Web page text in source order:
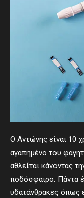
Ο Αντώνης είναι 10
αγαπημένο του
αθλείται κάνοντας
ποδόσφαιρο. Πάντα
υδατάνθρακες όπως